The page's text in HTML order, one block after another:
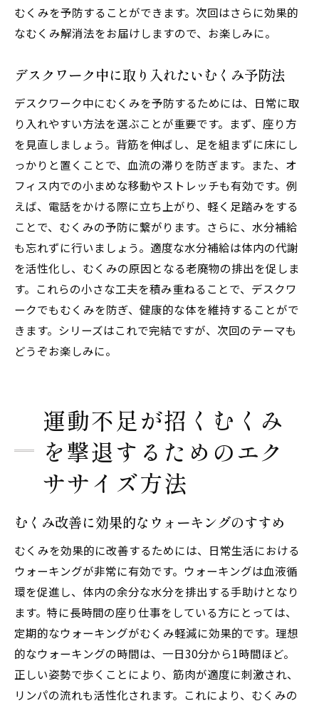
むくみを予防することができます。次回はさらに効果的
なむくみ解消法をお届けしますので、お楽しみに。
デスクワーク中に取り入れたいむくみ予防法
デスクワーク中にむくみを予防するためには、日常に取
り入れやすい方法を選ぶことが重要です。まず、座り方
を見直しましょう。背筋を伸ばし、足を組まずに床にし
っかりと置くことで、血流の滞りを防ぎます。また、オ
フィス内での小まめな移動やストレッチも有効です。例
えば、電話をかける際に立ち上がり、軽く足踏みをする
ことで、むくみの予防に繋がります。さらに、水分補給
も忘れずに行いましょう。適度な水分補給は体内の代謝
を活性化し、むくみの原因となる老廃物の排出を促しま
す。これらの小さな工夫を積み重ねることで、デスクワ
ークでもむくみを防ぎ、健康的な体を維持することがで
きます。シリーズはこれで完結ですが、次回のテーマも
どうぞお楽しみに。
運動不足が招くむくみ
を撃退するためのエク
ササイズ方法
むくみ改善に効果的なウォーキングのすすめ
むくみを効果的に改善するためには、日常生活における
ウォーキングが非常に有効です。ウォーキングは血液循
環を促進し、体内の余分な水分を排出する手助けとなり
ます。特に長時間の座り仕事をしている方にとっては、
定期的なウォーキングがむくみ軽減に効果的です。理想
的なウォーキングの時間は、一日30分から1時間ほど。
正しい姿勢で歩くことにより、筋肉が適度に刺激され、
リンパの流れも活性化されます。これにより、むくみの